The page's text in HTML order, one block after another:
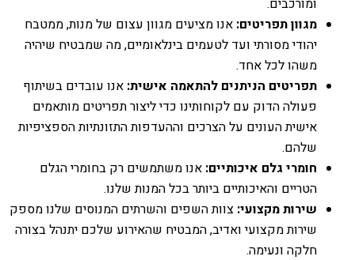
ומורכבים.
מגוון תפריטים: אנו מציעים מגוון עצום של מנות, ממטבח
יהודי מסורתי ועד לטעמים בינלאומיים, מה שמבטיח שיהיה
משהו לכל אחד.
תפריטים הניתנים להתאמה אישית: אנו עובדים בשיתוף
פעולה הדוק עם לקוחותינו כדי ליצור תפריטים מותאמים
אישית העונים על הצרכים וההעדפות התזונתיות הספציפיות
שלהם.
חומרי גלם איכותיים: אנו משתמשים רק בחומרי הגלם
הטריים והאיכותיים ביותר בכל המנות שלנו.
שירות מקצועי: צוות השפים והשרתים המנוסים שלנו מספק
שירות מקצועי ואדיב, המבטיח שהאירוע שלכם יתנהל בצורה
חלקה ונעימה.